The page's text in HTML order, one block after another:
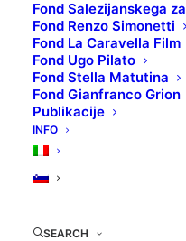
Fond Salezijanskega
Fond Renzo Simonetti
Fond La Caravella Film
Fond Ugo Pilato
Fond Stella Matutina
Fond Gianfranco Grion
Publikacije
INFO
SEARCH
TEHNIČNI LIST:
Original naslov: Operai
Režiser/ka: Antonietta
Država produkcije
Filmski žanr
KOLOKACIJA